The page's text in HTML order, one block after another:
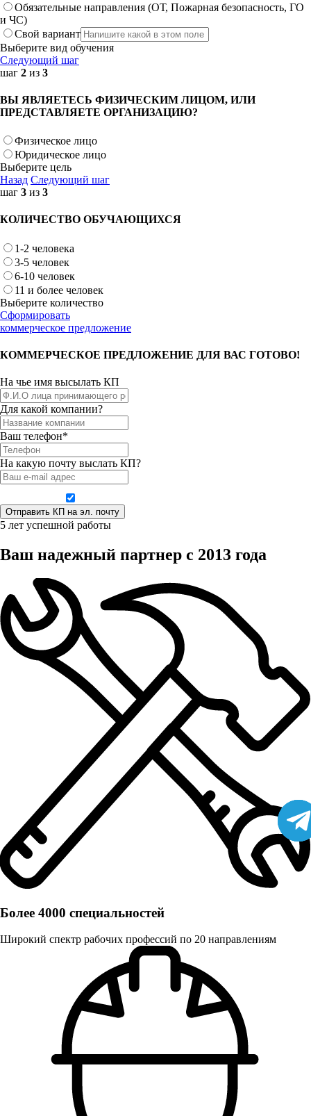
Обязательные направления (ОТ, Пожарная безопасность, ГО
и ЧС)
Свой вариант
Выберите вид обучения
Следующий шаг
шаг 2 из 3
ВЫ ЯВЛЯЕТЕСЬ ФИЗИЧЕСКИМ ЛИЦОМ, ИЛИ
ПРЕДСТАВЛЯЕТЕ ОРГАНИЗАЦИЮ?
Физическое лицо
Юридическое лицо
Выберите цель
Назад Следующий шаг
шаг 3 из 3
КОЛИЧЕСТВО ОБУЧАЮЩИХСЯ
1-2 человека
3-5 человек
6-10 человек
11 и более человек
Выберите количество
Сформировать
коммерческое предложение
КОММЕРЧЕСКОЕ ПРЕДЛОЖЕНИЕ ДЛЯ ВАС ГОТОВО!
На чье имя высылать КП
Для какой компании?
Ваш телефон*
На какую почту выслать КП?
5 лет успешной работы
Ваш надежный партнер с 2013 года
Более 4000 специальностей
Широкий спектр рабочих профессий по 20 направлениям